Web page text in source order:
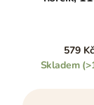
579 Kč
Skladem